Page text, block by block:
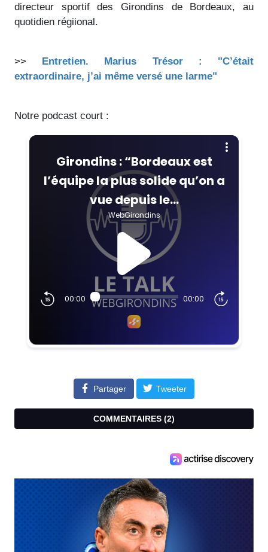
directeur sportif des Girondins de Bordeaux, au
quotidien régiional.
>> Entretien. Marius Trésor : "C’était
extraordinaire, j’ai même versé une larme"
Notre podcast court :
Partager Tweeter
COMMENTAIRES (2)